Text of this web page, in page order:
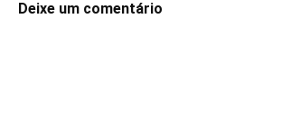
Deixe um comentário